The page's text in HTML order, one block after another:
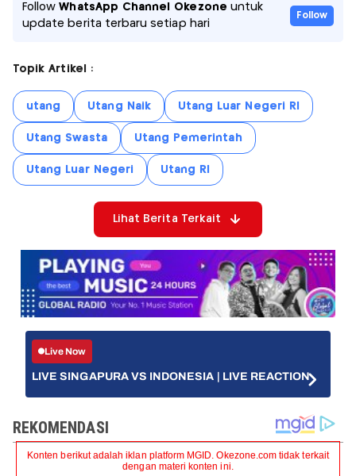
FollowWhatsApp Channel Okezone untuk
update berita terbaru setiap hari
Follow
Topik Artikel :
utang Utang Naik Utang Luar Negeri RI
Utang Swasta Utang Pemerintah
Utang Luar Negeri Utang RI
Lihat Berita Terkait
Live Now
LIVE SINGAPURA VS INDONESIA | LIVE REACTION